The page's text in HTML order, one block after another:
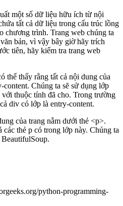
một số dữ liệu hữu ích từ nội
tất cả dữ liệu trong cấu trúc lồng
chương trình. Trang web chúng ta
bản, vì vậy bây giờ hãy trích
tiên, hãy kiểm tra trang web
thể thấy rằng tất cả nội dung của
Chúng ta sẽ sử dụng lớp
thuộc tính đã cho. Trong trường
div có lớp là entry-content.
của trang nằm dưới thẻ <p>.
thẻ p có trong lớp này. Chúng ta
python-programming-